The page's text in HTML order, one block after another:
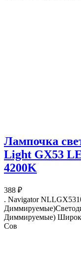
Лампочка
Light GX53
4200K
388 ₽
. Navigator
Диммируемые)
Сов